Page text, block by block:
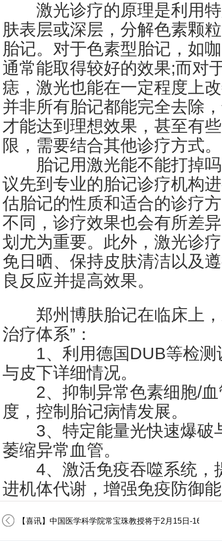
激光诊疗的原理是利用特
肤表层或深层，分解色素颗
胎记。对于色素型胎记，如
通常能取得较好的效果;而对
痣，激光也能在一定程度上
并非所有胎记都能完全去除
才能达到理想效果，甚至有
限，需要结合其他诊疗方式。
胎记用激光能不能打掉吗
议先到专业的胎记诊疗机构
估胎记的性质和适合的诊疗
不同，诊疗效果也会有所差
划尤为重要。此外，激光诊
免日晒、保持皮肤清洁以及
良反应并提高效果。
郑州博肤胎记在临床上，
治疗体系”：
1、利用德国DUB等检测
与皮下详细情况。
2、抑制异常色素细胞/血
度，控制胎记病情发展。
3、特定能量光快速爆破
萎缩异常血管。
4、激活免疫吞噬系统，
进机体代谢，增强免疫防御
【喜讯】中国医学科学院常宝珠教授将于2月15日-16日莅